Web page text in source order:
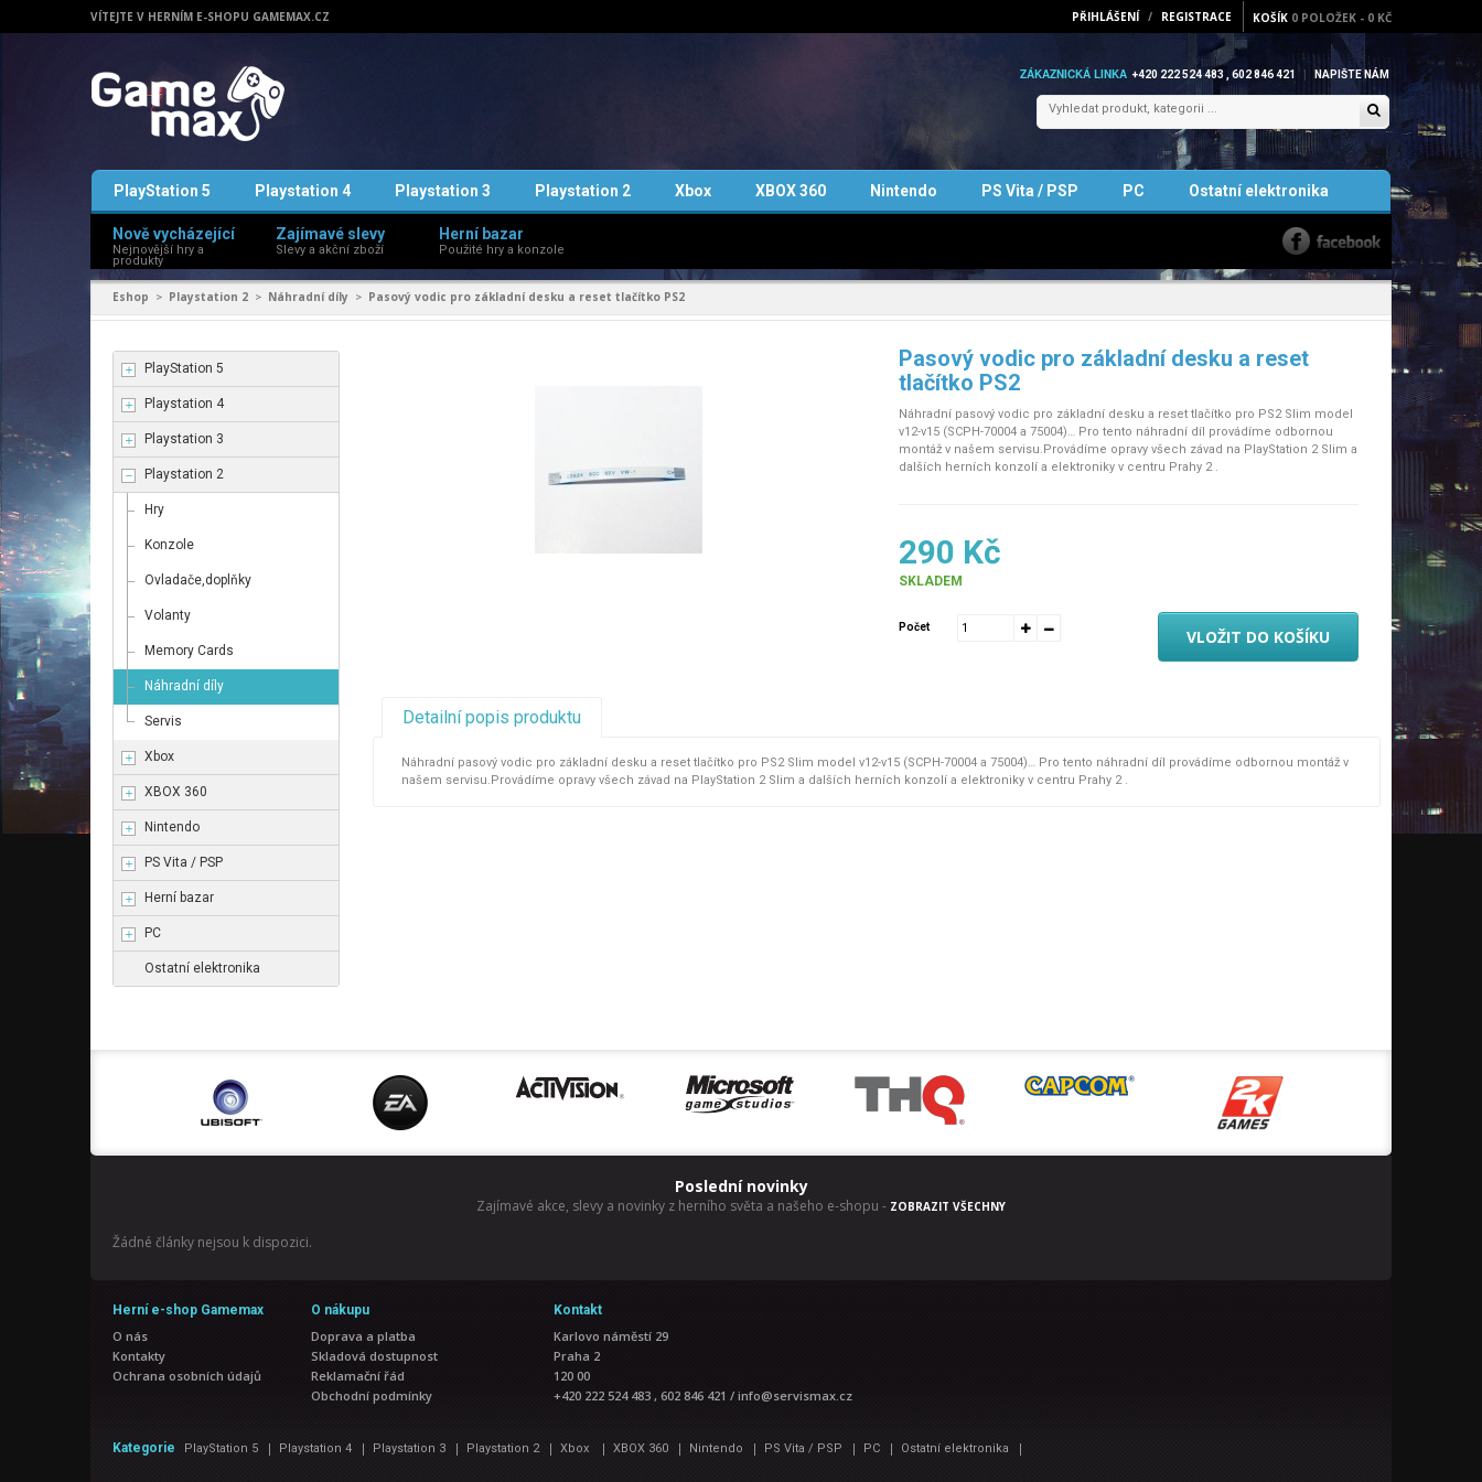
VÍTEJTE V HERNÍM E-SHOPU GAMEMAX.CZ PŘIHLÁŠENÍ / REGISTRACE KOŠÍK 0 POLOŽEK - 0 KČ
ZÁKAZNICKÁ LINKA +420 222 524 483 , 602 846 421 NAPIŠTE NÁM
PlayStation 5 Playstation 4 Playstation 3 Playstation 2 Xbox XBOX 360 Nintendo PS Vita / PSP PC Ostatní elektronika
Nově vycházející
Nejnovější hry a
produkty
Zajímavé slevy
Slevy a akční zboží
Herní bazar
Použité hry a konzole
Eshop > Playstation 2 > Náhradní díly > Pasový vodic pro základní desku a reset tlačítko PS2
PlayStation 5
Playstation 4
Playstation 3
Playstation 2
Hry
Konzole
Ovladače,doplňky
Volanty
Memory Cards
Náhradní díly
Servis
Xbox
XBOX 360
Nintendo
PS Vita / PSP
Herní bazar
PC
Ostatní elektronika
Pasový vodic pro základní desku a reset
tlačítko PS2
Náhradní pasový vodic pro základní desku a reset tlačítko pro PS2 Slim model
v12-v15 (SCPH-70004 a 75004)… Pro tento náhradní díl provádíme odbornou
montáž v našem servisu.Provádíme opravy všech závad na PlayStation 2 Slim a
dalších herních konzolí a elektroniky v centru Prahy 2 .
290 Kč
SKLADEM
Počet VLOŽIT DO KOŠÍKU
Detailní popis produktu
Náhradní pasový vodic pro základní desku a reset tlačítko pro PS2 Slim model v12-v15 (SCPH-70004 a 75004)… Pro tento náhradní díl provádíme odbornou montáž v
našem servisu.Provádíme opravy všech závad na PlayStation 2 Slim a dalších herních konzolí a elektroniky v centru Prahy 2 .
Poslední novinky
Zajímavé akce, slevy a novinky z herního světa a našeho e-shopu - ZOBRAZIT VŠECHNY
Žádné články nejsou k dispozici.
Herní e-shop Gamemax
O nás
Kontakty
Ochrana osobních údajů
O nákupu
Doprava a platba
Skladová dostupnost
Reklamační řád
Obchodní podmínky
Kontakt
Karlovo náměstí 29
Praha 2
120 00
+420 222 524 483 , 602 846 421 / info@servismax.cz
Kategorie PlayStation 5 | Playstation 4 | Playstation 3 | Playstation 2 | Xbox | XBOX 360 | Nintendo | PS Vita / PSP | PC | Ostatní elektronika |